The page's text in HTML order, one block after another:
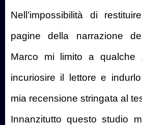
Nell’impossibilità di
pagine della narrazione
Marco mi limito a qualche
incuriosire il lettore e
mia recensione stringata al
Innanzitutto questo studio